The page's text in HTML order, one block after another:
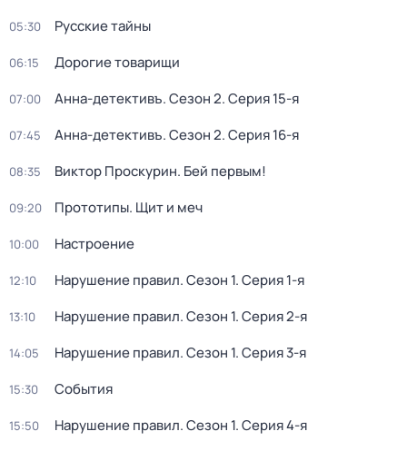
05:30 Русские тайны
06:15 Дорогие товарищи
07:00 Анна-детективъ. Сезон 2. Серия 15-я
07:45 Анна-детективъ. Сезон 2. Серия 16-я
08:35 Виктор Проскурин. Бей первым!
09:20 Прототипы. Щит и меч
10:00 Настроение
12:10 Нарушение правил. Сезон 1. Серия 1-я
13:10 Нарушение правил. Сезон 1. Серия 2-я
14:05 Нарушение правил. Сезон 1. Серия 3-я
15:30 События
15:50 Нарушение правил. Сезон 1. Серия 4-я